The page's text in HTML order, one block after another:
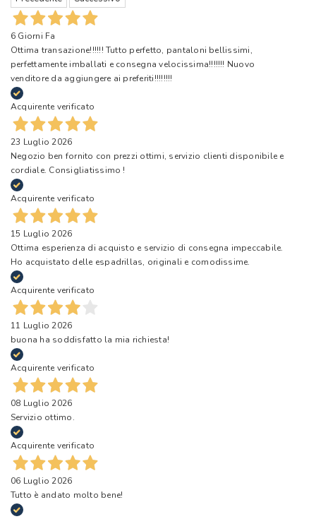
6 Giorni Fa
Ottima transazione!!!!!! Tutto perfetto, pantaloni bellissimi,
perfettamente imballati e consegna velocissima!!!!!!! Nuovo
venditore da aggiungere ai preferiti!!!!!!!!
Acquirente verificato
23 Luglio 2026
Negozio ben fornito con prezzi ottimi, servizio clienti disponibile e
cordiale. Consigliatissimo !
Acquirente verificato
15 Luglio 2026
Ottima esperienza di acquisto e servizio di consegna impeccabile.
Ho acquistato delle espadrillas, originali e comodissime.
Acquirente verificato
11 Luglio 2026
buona ha soddisfatto la mia richiesta!
Acquirente verificato
08 Luglio 2026
Servizio ottimo.
Acquirente verificato
06 Luglio 2026
Tutto è andato molto bene!